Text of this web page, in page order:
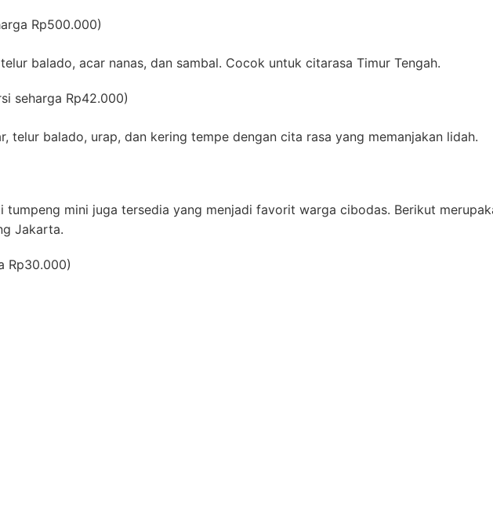
Rp500.000)
balado, acar nanas, dan sambal. Cocok untuk citarasa Timur Tengah.
seharga Rp42.000)
telur balado, urap, dan kering tempe dengan cita rasa yang memanjakan lidah.
tumpeng mini juga tersedia yang menjadi favorit warga cibodas. Berikut
Jakarta.
Rp30.000)